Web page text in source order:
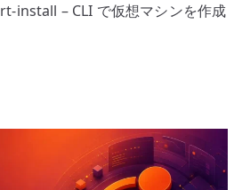
install – CLI で仮想マシンを作成